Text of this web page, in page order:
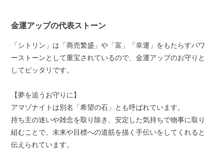
金運アップの代表ストーン
「シトリン」は「商売繁盛」や「富」「幸運」をもたらすパワ
ーストーンとして重宝されているので、金運アップのお守りと
してピッタリです。
【夢を追うお守りに】
アマゾナイトは別名「希望の石」とも呼ばれています。
持ち主の迷いや雑念を取り除き、安定した気持ちで物事に取り
組むことで、未来や目標への道筋を描く手伝いをしてくれると
伝えられています。